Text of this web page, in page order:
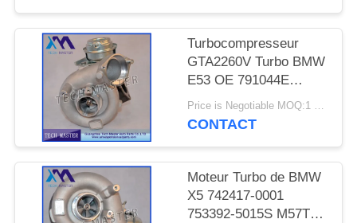
SITE
INTIMITÉ
POLITIQUE
Turbocompresseur
GTA2260V Turbo BMW
E53 OE 791044E
7791046F de moteur de
MT57TU
Price is Negotiable MOQ:1 pcs
CONTACT
Moteur Turbo de BMW
X5 742417-0001
753392-5015S M57TU